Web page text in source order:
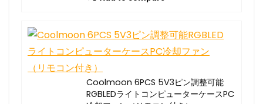
Coolmoon 6PCS 5V3ピン調整可能
RGBLEDライトコンピューターケースPC